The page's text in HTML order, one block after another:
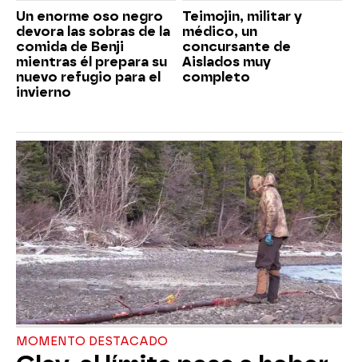
Un enorme oso negro
devora las sobras de la
comida de Benji
mientras él prepara su
nuevo refugio para el
invierno
Teimojin, militar y
médico, un
concursante de
Aislados muy
completo
MOMENTO DESTACADO